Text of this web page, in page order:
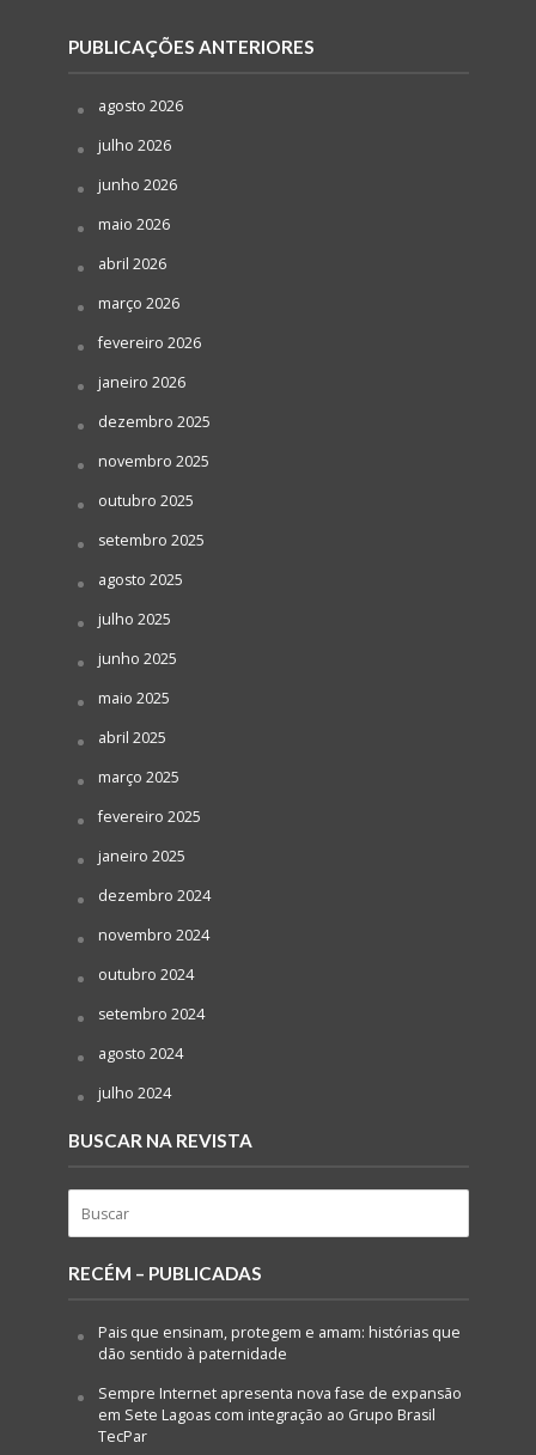
PUBLICAÇÕES ANTERIORES
agosto 2026
julho 2026
junho 2026
maio 2026
abril 2026
março 2026
fevereiro 2026
janeiro 2026
dezembro 2025
novembro 2025
outubro 2025
setembro 2025
agosto 2025
julho 2025
junho 2025
maio 2025
abril 2025
março 2025
fevereiro 2025
janeiro 2025
dezembro 2024
novembro 2024
outubro 2024
setembro 2024
agosto 2024
julho 2024
BUSCAR NA REVISTA
RECÉM – PUBLICADAS
Pais que ensinam, protegem e amam: histórias que
dão sentido à paternidade
Sempre Internet apresenta nova fase de expansão
em Sete Lagoas com integração ao Grupo Brasil
TecPar